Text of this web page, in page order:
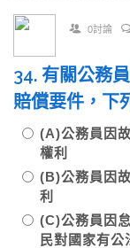
0討論
34. 有關公務
賠償要件，下
(A)公務員因
權利
(B)公務員因
利
(C)公務員因
民對國家有